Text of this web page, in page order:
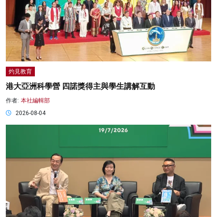
灼見教育
港大亞洲科學營 四諾獎得主與學生講解互動
作者: 本社編輯部
2026-08-04